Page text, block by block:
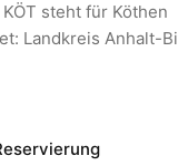
steht für Köthen
Landkreis Anhalt-